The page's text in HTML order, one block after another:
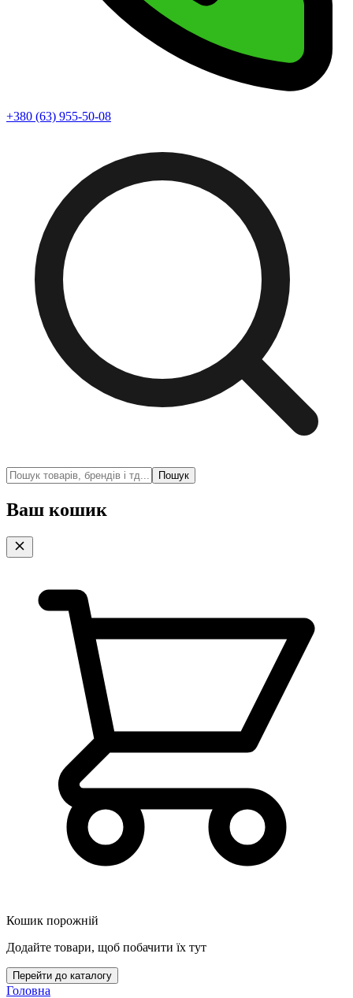
+380 (63) 955-50-08
Пошук
Ваш кошик
Кошик порожній
Додайте товари, щоб побачити їх тут
Перейти до каталогу
Головна